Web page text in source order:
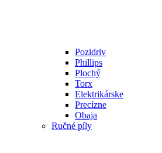
Pozidriv
Phillips
Plochý
Torx
Elektrikárske
Precízne
Obaja
Ručné píly